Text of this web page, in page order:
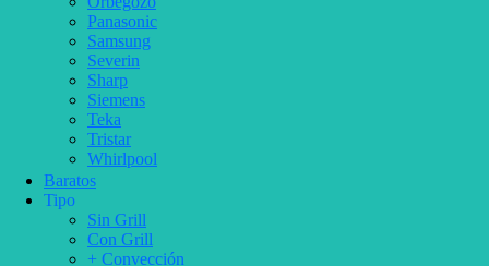
Panasonic
Samsung
Severin
Sharp
Siemens
Teka
Tristar
Whirlpool
Baratos
Tipo
Sin Grill
Con Grill
+ Convección